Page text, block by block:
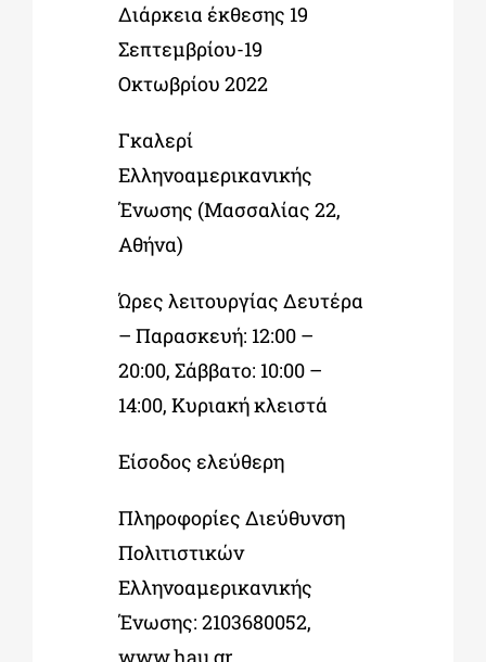
Διάρκεια έκθεσης 19
Σεπτεμβρίου-19
Οκτωβρίου 2022
Γκαλερί
Ελληνοαμερικανικής
Ένωσης (Μασσαλίας 22,
Αθήνα)
Ώρες λειτουργίας Δευτέρα
– Παρασκευή: 12:00 –
20:00, Σάββατο: 10:00 –
14:00, Κυριακή κλειστά
Είσοδος ελεύθερη
Πληροφορίες Διεύθυνση
Πολιτιστικών
Ελληνοαμερικανικής
Ένωσης: 2103680052,